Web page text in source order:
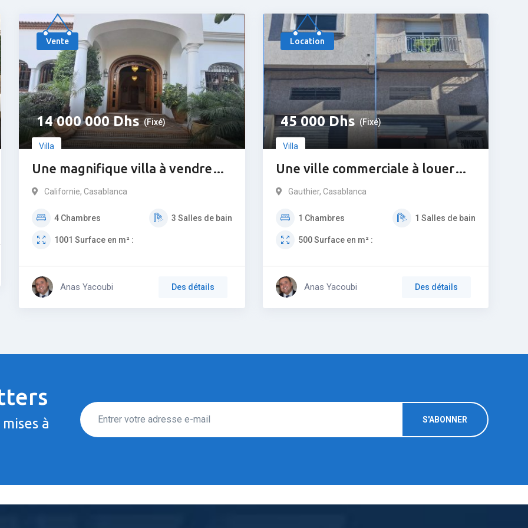
Vente
14 000 000Dhs (Fixé)
Villa
Une magnifique villa à vendre
sur californie
Populaire
Californie, Casablanca
4 Chambres 3 Salles de bain
1001Surface en m² :
Anas Yacoubi Des détails
Location
45 000Dhs (Fixé)
Villa
Une ville commerciale à louer
sur Gauthier
Populaire
Gauthier, Casablanca
1 Chambres 1 Salles de bain
500Surface en m² :
Anas Yacoubi Des détails
à